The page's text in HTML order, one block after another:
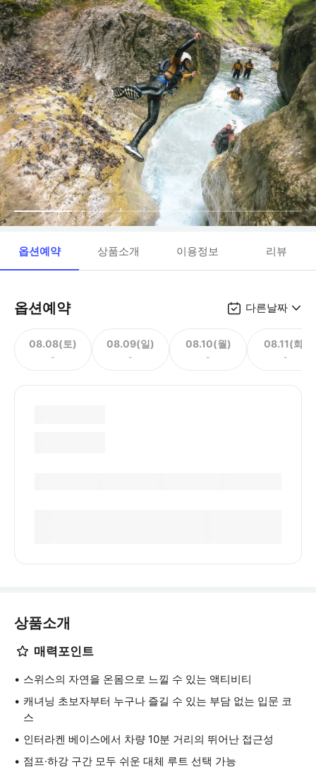
옵션예약 상품소개 이용정보 리뷰
옵션예약 다른날짜
08.08(토)
-
08.09(일)
-
08.10(월)
-
08.11(화)
-
상품소개
매력포인트
스위스의 자연을 온몸으로 느낄 수 있는 액티비티
캐녀닝 초보자부터 누구나 즐길 수 있는 부담 없는 입문 코
스
인터라켄 베이스에서 차량 10분 거리의 뛰어난 접근성
점프·하강 구간 모두 쉬운 대체 루트 선택 가능